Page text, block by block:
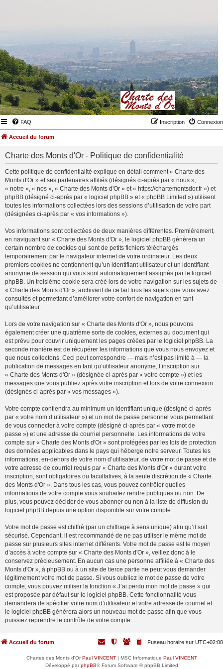
FAQ Connexion
Inscription
Accueil du forum
Charte des Monts d'Or - Politique de confidentialité
Cette politique de confidentialité explique en détail comment « Charte des
Monts d'Or » et ses partenaires affiliés (désignés ci-après par « nous »,
« notre », « nos », « Charte des Monts d'Or » et « https://chartemontsdor.fr ») et
phpBB (désigné ci-après par « logiciel phpBB » et « phpBB Limited ») utilisent
toutes les informations collectées lors des sessions d’utilisation de votre part
(désignées ci-après par « vos informations »).
Vos informations sont collectées de deux manières différentes. Premièrement,
en naviguant sur « Charte des Monts d'Or », le logiciel phpBB génèrera un
certain nombre de cookies qui sont de petits fichiers téléchargés
temporairement par le navigateur internet de votre ordinateur. Les deux
premiers cookies ne contiennent qu’un identifiant utilisateur et un identifiant
anonyme de session qui vous sont automatiquement assignés par le logiciel
phpBB. Un troisième cookie sera créé lors de votre navigation sur les sujets de
« Charte des Monts d'Or », archivant de ce fait tous les sujets que vous avez
consultés et permettant d’améliorer votre confort de navigation en tant
qu’utilisateur.
Lors de votre navigation sur « Charte des Monts d'Or », nous pouvons
également créer une quatrième sorte de cookies, externes au document qui
est prévu pour couvrir uniquement les pages créées par le logiciel phpBB. La
seconde manière est de récupérer les informations que vous nous envoyez et
que nous collectons. Ceci peut correspondre — mais n’est pas limité à — la
publication de messages en tant qu’utilisateur anonyme, l’inscription sur
« Charte des Monts d'Or » (désignée ci-après par « votre compte ») et les
messages que vous publiez après votre inscription et lors de votre connexion
(désignés ci-après par « vos messages »).
Votre compte contiendra au minimum un identifiant unique (désigné ci-après
par « votre nom d’utilisateur ») et un mot de passe personnel vous permettant
de vous connecter à votre compte (désigné ci-après par « votre mot de
passe ») et une adresse de courriel personnelle. Les informations de votre
compte sur « Charte des Monts d'Or » sont protégées par les lois de protection
des données applicables dans le pays qui héberge notre serveur. Toutes les
informations, en-dehors de votre nom d’utilisateur, de votre mot de passe et de
votre adresse de courriel requis par « Charte des Monts d'Or » durant votre
inscription, sont obligatoires ou facultatives, à la seule discrétion de « Charte
des Monts d'Or ». Dans tous les cas, vous pouvez contrôler quelles
informations de votre compte vous souhaitez rendre publiques ou non. De
plus, vous pouvez décider de vous abonner ou non à la liste de diffusion du
logiciel phpBB depuis une option disponible sur votre compte.
Votre mot de passe est chiffré (par un chiffrage à sens unique) afin qu’il soit
sécurisé. Cependant, il est recommandé de ne pas utiliser le même mot de
passe sur plusieurs sites internet différents. Votre mot de passe est le moyen
d’accès à votre compte sur « Charte des Monts d'Or », veillez donc à le
conservez précieusement. En aucun cas une personne affiliée à « Charte des
Monts d'Or », à phpBB ou à un site de tierce partie ne peut vous demander
légitimement votre mot de passe. Si vous oubliez le mot de passe de votre
compte, vous pouvez utiliser la fonction « J’ai perdu mon mot de passe » qui
est proposée par défaut sur le logiciel phpBB. Cette fonctionnalité vous
demandera de spécifier votre nom d’utilisateur et votre adresse de courriel et
le logiciel phpBB générera alors un nouveau mot de passe afin que vous
puissiez reprendre le contrôle de votre compte.
Accueil du forum Fuseau horaire sur UTC+02:00
Chartes des Monts d'OrPaul VINCENT| MSC Informatique Paul VINCENT
Développé parphpBB® Forum Software © phpBB Limited